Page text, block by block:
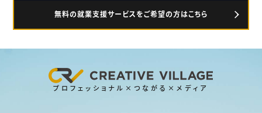
無料の就業支援サービスをご希望の方はこちら
プロフェッショナル×つながる×メディア